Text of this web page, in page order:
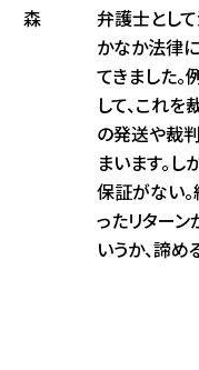
森
弁護士とし
かなか法律
てきました
して、これ
の発送や裁
まいます。
保証がない
ったリターン
いうか、諦